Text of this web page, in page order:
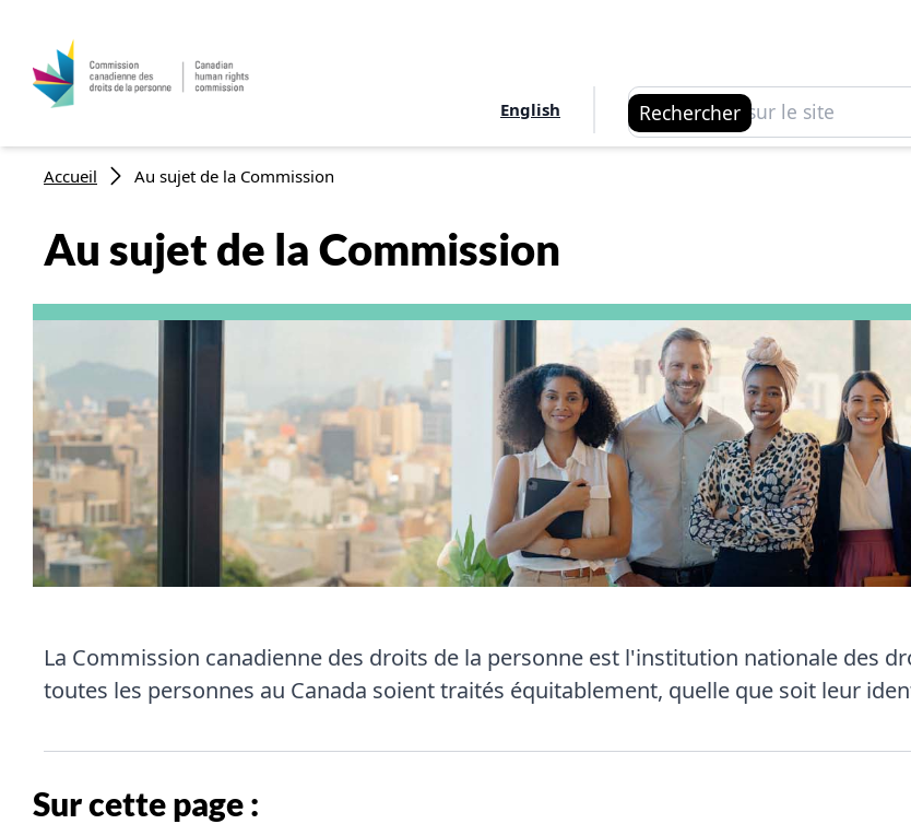
English Rechercher
Rechercher
Fil d'Ariane
Accueil Au sujet de la Commission
Au sujet de la Commission
La Commission canadienne des droits de la personne est l'institution nationale des
toutes les personnes au Canada soient traités équitablement, quelle que soit leur
Sur cette page :